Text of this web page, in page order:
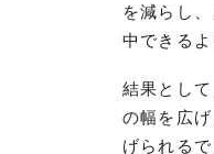
を減らし
中できるよ
結果とし
の幅を広
げられるで